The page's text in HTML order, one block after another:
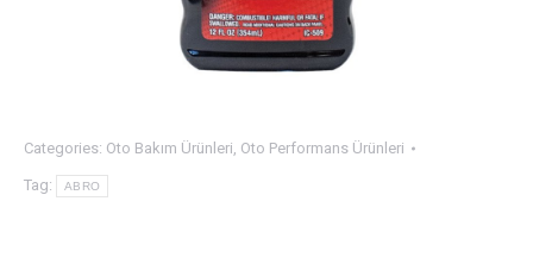
Categories: Oto Bakım Ürünleri, Oto Performans Ürünleri
Tag: ABRO